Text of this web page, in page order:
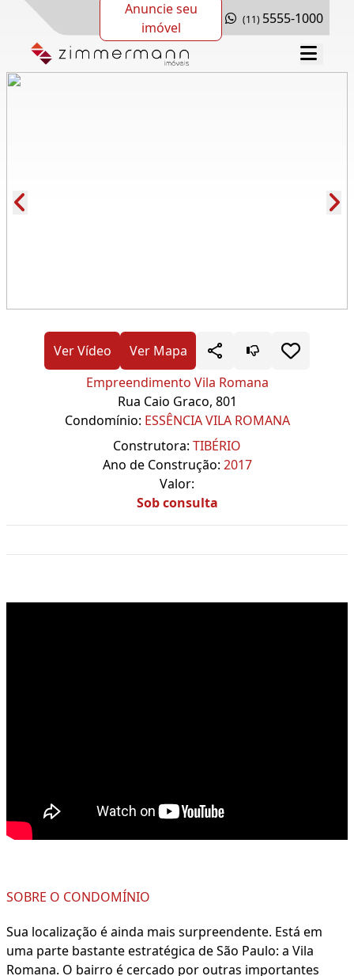
Anuncie seu
imóvel
(11) 5555-1000
Ver Vídeo
Ver Mapa
Empreendimento Vila Romana
Rua Caio Graco, 801
Condomínio: ESSÊNCIA VILA ROMANA
Construtora: TIBÉRIO
Ano de Construção: 2017
Valor:
Sob consulta
SOBRE O CONDOMÍNIO
Sua localização é ainda mais surpreendente. Está em
uma parte bastante estratégica de São Paulo: a Vila
Romana. O bairro é cercado por outras importantes